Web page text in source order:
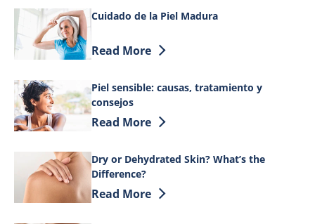
Cuidado de la Piel Madura
Discover more about Cuidado de la Piel
Read More
Piel sensible: causas, tratamiento y
consejos
Discover more about Piel sensible:
Read More
Dry or Dehydrated Skin? What’s the
Difference?
Discover more about Dry or
Read More